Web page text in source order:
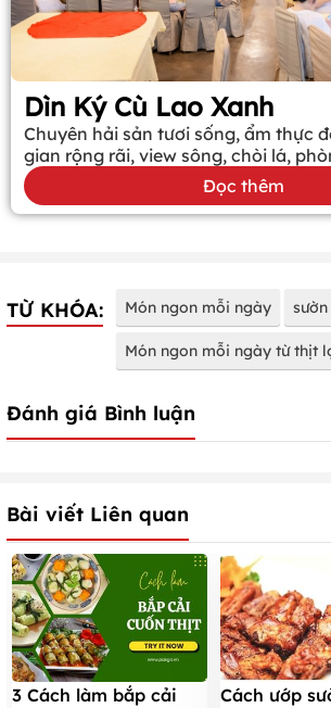
Dìn Ký Cù Lao Xanh
Chuyên hải sản tươi sống, ẩm thực
gian rộng rãi, view sông, chòi lá,
Đọc thêm
TỪ KHÓA: Món ngon mỗi ngày sườn
Món ngon mỗi ngày từ thịt
Đánh giá Bình luận
Bài viết Liên quan
3 Cách làm bắp cải
Cách ướp